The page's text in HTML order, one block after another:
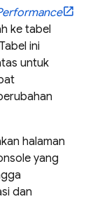
ke tabel
ini
untuk
halaman
yang
dan